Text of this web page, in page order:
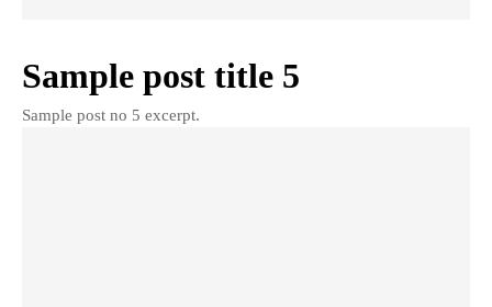
Sample post title 5
Sample post no 5 excerpt.